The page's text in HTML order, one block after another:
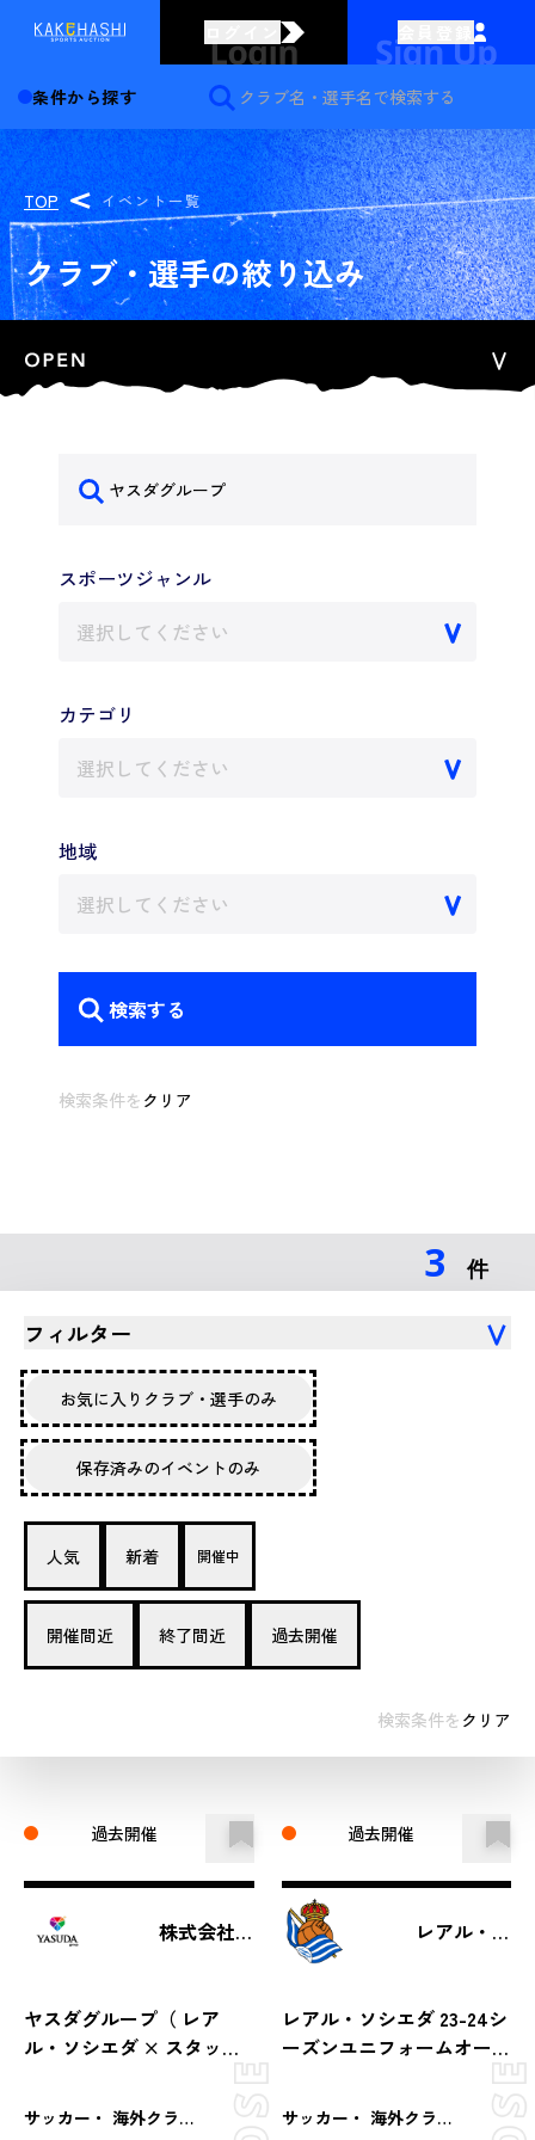
条件から探す
TOP イベント一覧
クラブ・選手の絞り込み
スポーツジャンル
選択してください
カテゴリ
選択してください
地域
選択してください
検索する
検索条件を クリア
3 件
フィルター
お気に入りクラブ・選手のみ
保存済みのイベントのみ
人気 新着 開催中
開催間近 終了間近 過去開催
検索条件を クリア
過去開催
株式会社ヤスダグループ
ヤスダグループ（ レア
ル・ソシエダ × スタッ
ン
サッカー・ 海外クラブ（サッカー）
過去開催
レアル・ソシエダ
レアル・ソシエダ 23-24シ
ーズンユニフォームオーク
サッカー・ 海外クラブ（サッカー）